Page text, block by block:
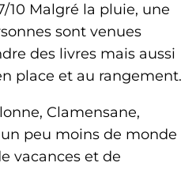
10 Malgré la pluie, une
sont venues
des livres mais aussi
place et au rangement.
Clamensane,
peu moins de monde
vacances et de